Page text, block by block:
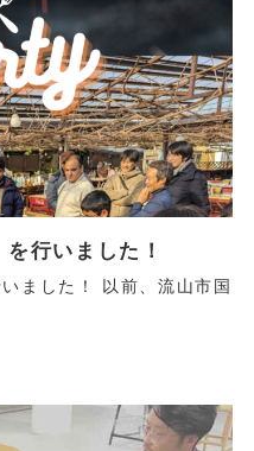
行いました！
ました！ 以前、流山市国